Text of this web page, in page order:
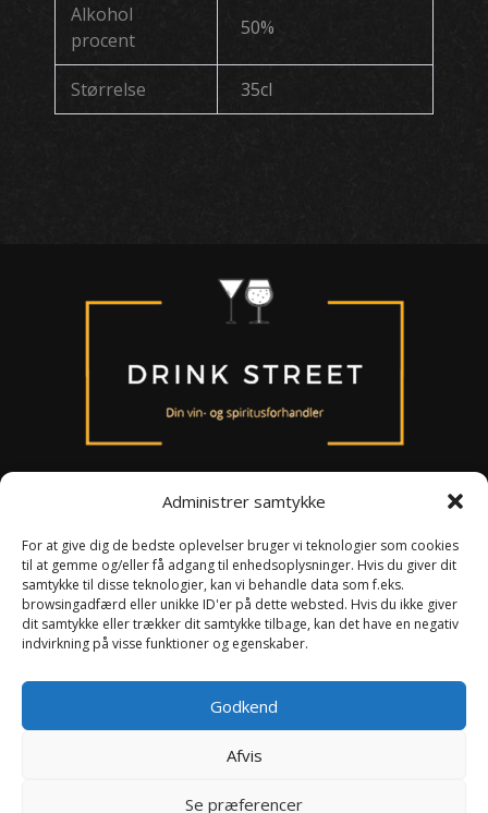
Administrer samtykke
For at give dig de bedste oplevelser bruger vi teknologier som cookies
til at gemme og/eller få adgang til enhedsoplysninger. Hvis du giver dit
samtykke til disse teknologier, kan vi behandle data som f.eks.
browsingadfærd eller unikke ID'er på dette websted. Hvis du ikke giver
dit samtykke eller trækker dit samtykke tilbage, kan det have en negativ
indvirkning på visse funktioner og egenskaber.
Godkend
Afvis
Se præferencer
Alkohol
procent
50%
Størrelse 35cl
Om os
Persondataloven
Handelsbetingelser
Smiley ordning
Kontakt